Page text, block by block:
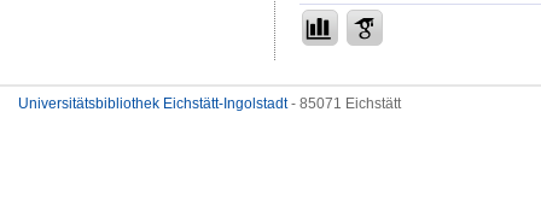
Universitätsbibliothek Eichstätt-Ingolstadt- 85071 Eichstätt